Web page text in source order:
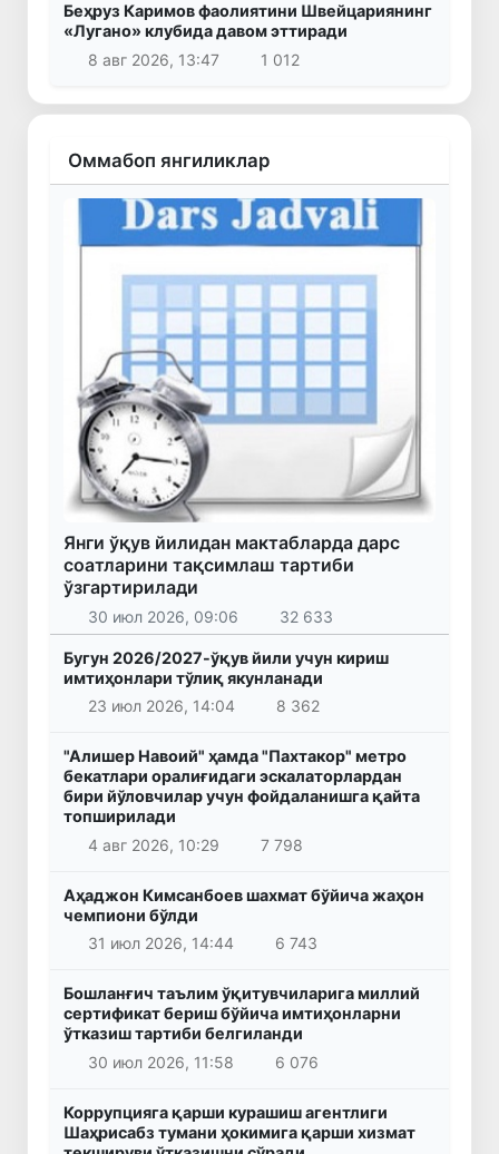
Беҳруз Каримов фаолиятини Швейцариянинг
«Лугано» клубида давом эттиради
8 авг 2026, 13:47
1 012
Оммабоп янгиликлар
Янги ўқув йилидан мактабларда дарс
соатларини тақсимлаш тартиби
ўзгартирилади
30 июл 2026, 09:06 32 633
Бугун 2026/2027-ўқув йили учун кириш
имтиҳонлари тўлиқ якунланади
23 июл 2026, 14:04
8 362
"Алишер Навоий" ҳамда "Пахтакор" метро
бекатлари оралиғидаги эскалаторлардан
бири йўловчилар учун фойдаланишга қайта
топширилади
4 авг 2026, 10:29
7 798
Аҳаджон Кимсанбоев шахмат бўйича жаҳон
чемпиони бўлди
31 июл 2026, 14:44
6 743
Бошланғич таълим ўқитувчиларига миллий
сертификат бериш бўйича имтиҳонларни
ўтказиш тартиби белгиланди
30 июл 2026, 11:58
6 076
Коррупцияга қарши курашиш агентлиги
Шаҳрисабз тумани ҳокимига қарши хизмат